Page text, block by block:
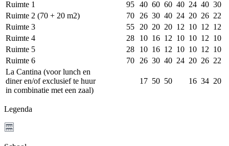
Ruimte 1
95 40 60 60 40 24 40 30
Ruimte 2 (70 + 20 m2)
70 26 30 40 24 20 26 22
Ruimte 3
55 20 20 20 12 10 12 12
Ruimte 4
28 10 16 12 10 10 12 10
Ruimte 5
28 10 16 12 10 10 12 10
Ruimte 6
70 26 30 40 24 20 26 22
La Cantina (voor lunch en
diner en/of exclusief te huur
in combinatie met een zaal)
17 50 50 16 34 20
Legenda